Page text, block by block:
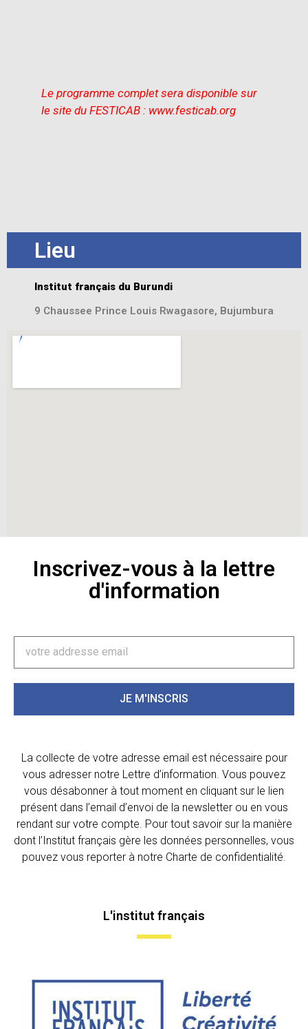
Le programme complet sera disponible sur
le site du FESTICAB : www.festicab.org
Lieu
Institut français du Burundi
9 Chaussee Prince Louis Rwagasore, Bujumbura
Inscrivez-vous à la lettre
d'information
JE M'INSCRIS
La collecte de votre adresse email est nécessaire pour
vous adresser notre Lettre d’information. Vous pouvez
vous désabonner à tout moment en cliquant sur le lien
présent dans l’email d’envoi de la newsletter ou en vous
rendant sur votre compte. Pour tout savoir sur la manière
dont l’Institut français gère les données personnelles, vous
pouvez vous reporter à notre Charte de confidentialité.
L'institut français